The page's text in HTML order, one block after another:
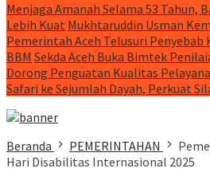
Menjaga Amanah Selama 53 Tahun,
Lebih Kuat Mukhtaruddin Usman
Pemerintah Aceh Telusuri Penyebab
BBM Sekda Aceh Buka Bimtek
Dorong Penguatan Kualitas
Safari ke Sejumlah Dayah, Perkuat
Beranda PEMERINTAHAN
Hari Disabilitas Internasional 2025